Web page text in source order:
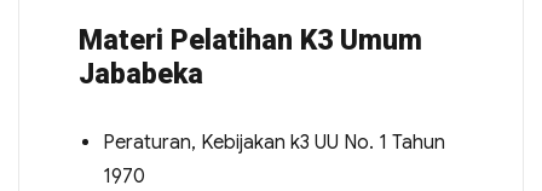
Materi Pelatihan K3 Umum
Jababeka
Peraturan, Kebijakan k3 UU No. 1 Tahun
1970